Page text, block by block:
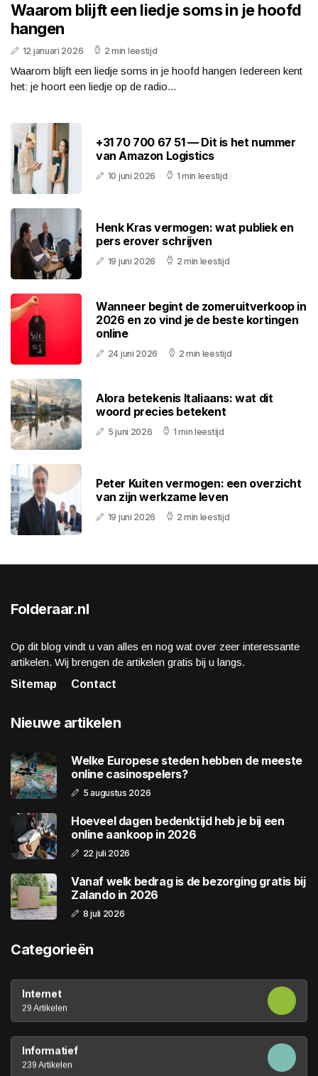
Waarom blijft een liedje soms in je hoofd
hangen
12 januari 2026 2 min leestijd
Waarom blijft een liedje soms in je hoofd hangen Iedereen kent
het: je hoort een liedje op de radio...
+31 70 700 67 51 — Dit is het nummer
van Amazon Logistics
10 juni 2026 1 min leestijd
Henk Kras vermogen: wat publiek en
pers erover schrijven
19 juni 2026 2 min leestijd
Wanneer begint de zomeruitverkoop in
2026 en zo vind je de beste kortingen
online
24 juni 2026 2 min leestijd
Alora betekenis Italiaans: wat dit
woord precies betekent
5 juni 2026 1 min leestijd
Peter Kuiten vermogen: een overzicht
van zijn werkzame leven
19 juni 2026 2 min leestijd
Folderaar.nl
Op dit blog vindt u van alles en nog wat over zeer interessante
artikelen. Wij brengen de artikelen gratis bij u langs.
Sitemap
Contact
Nieuwe artikelen
Welke Europese steden hebben de meeste
online casinospelers?
5 augustus 2026
Hoeveel dagen bedenktijd heb je bij een
online aankoop in 2026
22 juli 2026
Vanaf welk bedrag is de bezorging gratis bij
Zalando in 2026
8 juli 2026
Categorieën
Internet
29 Artikelen
Informatief
239 Artikelen